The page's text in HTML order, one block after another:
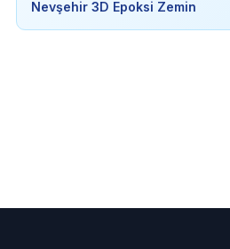
Nevşehir 3D Epoksi Zemin